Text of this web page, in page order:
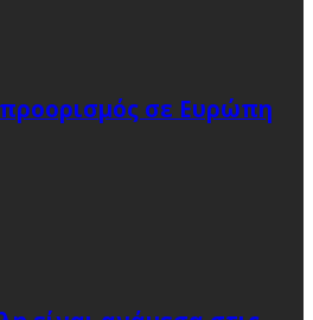
σε Ευρώπη